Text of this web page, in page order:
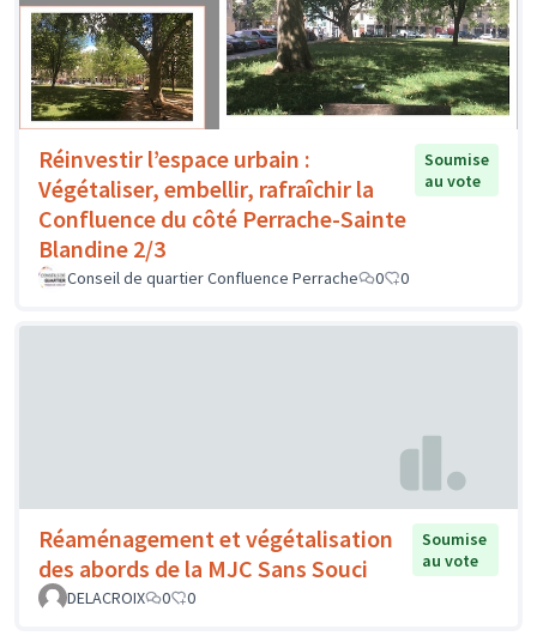
Réinvestir l’espace urbain :
Végétaliser, embellir, rafraîchir la
Confluence du côté Perrache-Sainte
Blandine 2/3
Soumise
au vote
Conseil de quartier Confluence Perrache 0 0
Réaménagement et végétalisation
des abords de la MJC Sans Souci
Soumise
au vote
DELACROIX
0 0